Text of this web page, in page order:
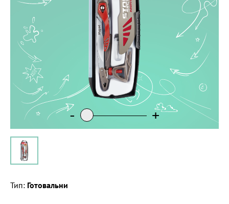
- +
Тип: Готовальни